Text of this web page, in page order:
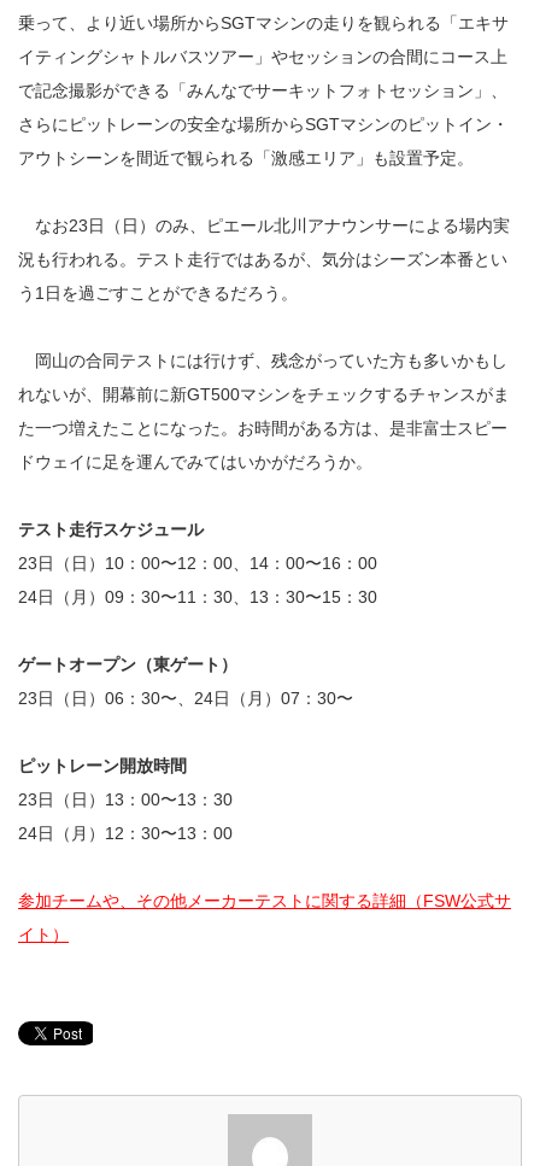
乗って、より近い場所からSGTマシンの走りを観られる「エキサ
イティングシャトルバスツアー」やセッションの合間にコース上
で記念撮影ができる「みんなでサーキットフォトセッション」、
さらにピットレーンの安全な場所からSGTマシンのピットイン・
アウトシーンを間近で観られる「激感エリア」も設置予定。
なお23日（日）のみ、ピエール北川アナウンサーによる場内実
況も行われる。テスト走行ではあるが、気分はシーズン本番とい
う1日を過ごすことができるだろう。
岡山の合同テストには行けず、残念がっていた方も多いかもし
れないが、開幕前に新GT500マシンをチェックするチャンスがま
た一つ増えたことになった。お時間がある方は、是非富士スピー
ドウェイに足を運んでみてはいかがだろうか。
テスト走行スケジュール
23日（日）10：00〜12：00、14：00〜16：00
24日（月）09：30〜11：30、13：30〜15：30
ゲートオープン（東ゲート）
23日（日）06：30〜、24日（月）07：30〜
ピットレーン開放時間
23日（日）13：00〜13：30
24日（月）12：30〜13：00
参加チームや、その他メーカーテストに関する詳細（FSW公式サ
イト）